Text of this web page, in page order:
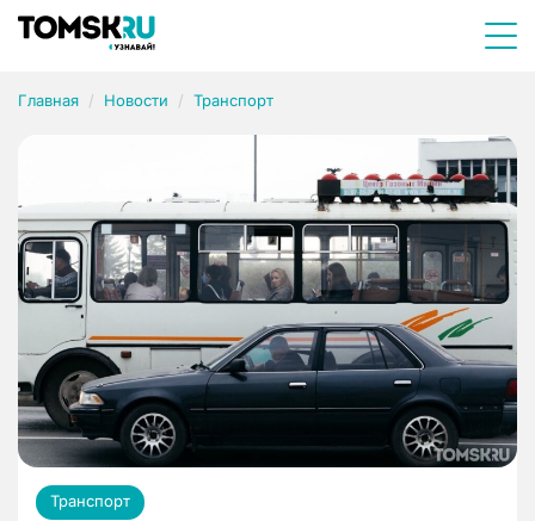
Главная Новости Транспорт
Транспорт